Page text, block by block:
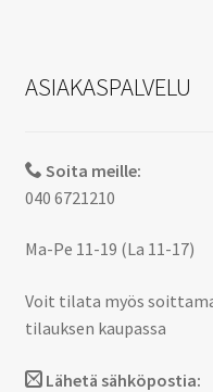
ASIAKASPALVELU
Soita meille:
040 6721210
Ma-Pe 11-19 (La 11-17)
Voit tilata myös
tilauksen kaupassa
Lähetä sähköpostia: